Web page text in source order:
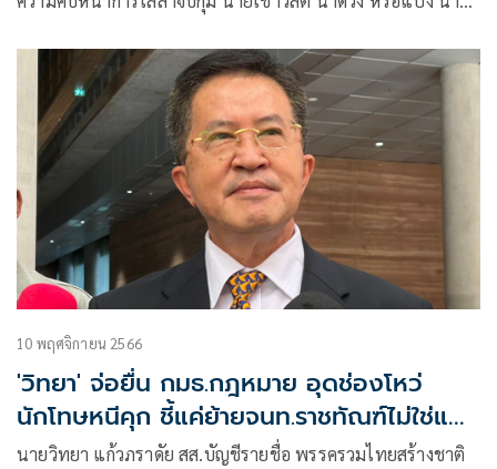
10 พฤศจิกายน 2566
'วิทยา' จ่อยื่น กมธ.กฎหมาย อุดช่องโหว่
นักโทษหนีคุก ชี้แค่ย้ายจนท.ราชทัณฑ์ไม่ใช่แก้
ปัญหา
นายวิทยา แก้วภราดัย สส.บัญชีรายชื่อ พรรครวมไทยสร้างชาติ